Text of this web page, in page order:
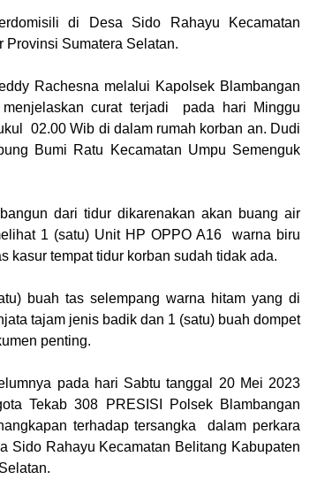
di Desa Sido Rahayu Kecamatan
Provinsi Sumatera Selatan.
Rachesna melalui Kapolsek Blambangan
curat terjadi pada hari Minggu
02.00 Wib di dalam rumah korban an. Dudi
Bumi Ratu Kecamatan Umpu Semenguk
dari tidur dikarenakan akan buang air
1 (satu) Unit HP OPPO A16 warna biru
kasur tempat tidur korban sudah tidak ada.
buah tas selempang warna hitam yang di
tajam jenis badik dan 1 (satu) buah dompet
penting.
pada hari Sabtu tanggal 20 Mei 2023
Tekab 308 PRESISI Polsek Blambangan
terhadap tersangka dalam perkara
Sido Rahayu Kecamatan Belitang Kabupaten